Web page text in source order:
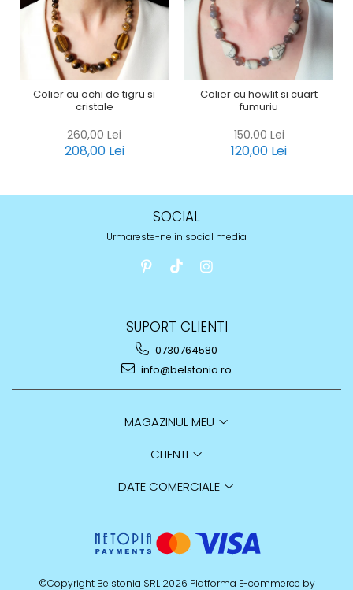
Colier cu ochi de tigru si
cristale
260,00 Lei
208,00 Lei
Colier cu howlit si cuart
fumuriu
150,00 Lei
120,00 Lei
SOCIAL
Urmareste-ne in social media
SUPORT CLIENTI
0730764580
info@belstonia.ro
MAGAZINUL MEU
CLIENTI
DATE COMERCIALE
©Copyright Belstonia SRL 2026 Platforma E-commerce by